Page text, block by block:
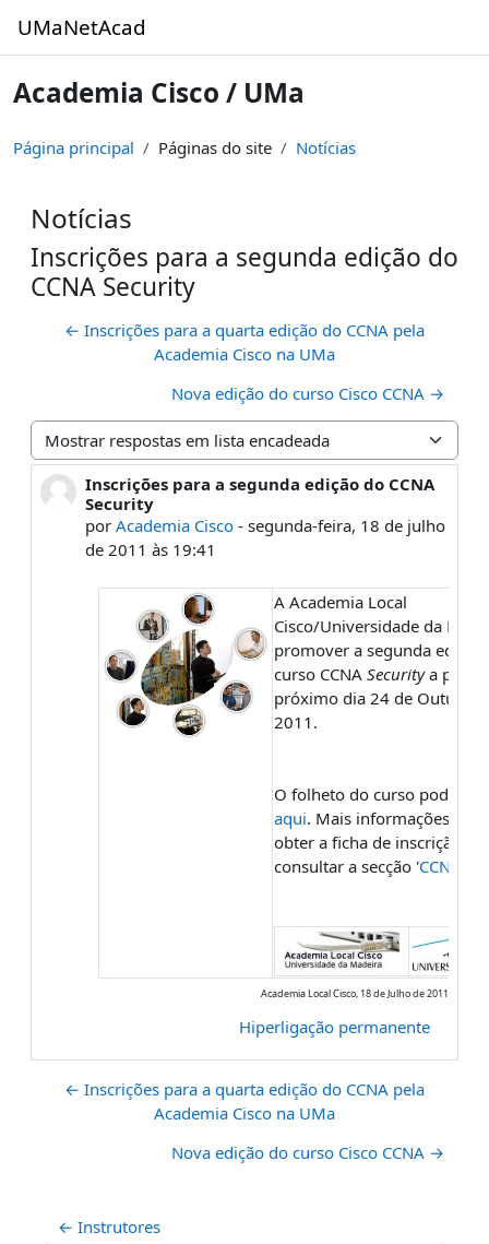
UMaNetAcad
Academia Cisco / UMa
Página principal Páginas do site Notícias
Notícias
Inscrições para a segunda edição do
CCNA Security
← Inscrições para a quarta edição do CCNA pela
Academia Cisco na UMa
Nova edição do curso Cisco CCNA →
Modo de visualização
Inscrições para a segunda edição do CCNA
Security
por Academia Cisco - segunda-feira, 18 de julho
de 2011 às 19:41
Número de respostas: 0
A Academia Local
Cisco/Universidade da
promover a segunda edição
curso CCNA Securitya partir
próximo dia 24 de Outubro
2011.
O folheto do curso pode
aqui. Mais informações, e
obter a ficha de inscrição,
consultar a secção 'CCNA
Academia Local Cisco, 18 de Julho de 2011
Hiperligação permanente
← Inscrições para a quarta edição do CCNA pela
Academia Cisco na UMa
Nova edição do curso Cisco CCNA →
← Instrutores